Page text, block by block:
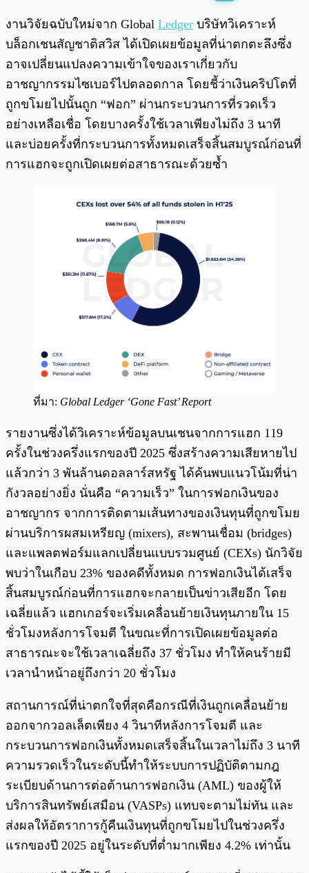
พร้อมเล่น 0:00 0:00
งานวิจัยฉบับใหม่จาก Global Ledger บริษัทวิเคราะห์
บล็อกเชนสัญชาติสวิส ได้เปิดเผยข้อมูลที่น่าตกตะลึงซึ่ง
อาจเปลี่ยนแปลงความเข้าใจของเราเกี่ยวกับ
อาชญากรรมไซเบอร์ไปตลอดกาล โดยชี้ว่าเงินคริปโตที่
ถูกขโมยไปนั้นถูก “ฟอก” ผ่านกระบวนการที่รวดเร็ว
อย่างเหลือเชื่อ โดยบางครั้งใช้เวลาเพียงไม่ถึง 3 นาที
และบ่อยครั้งที่กระบวนการทั้งหมดเสร็จสิ้นสมบูรณ์ก่อนที่
การแฮกจะถูกเปิดเผยต่อสาธารณะด้วยซ้ำ
ที่มา: Global Ledger ‘Gone Fast’ Report
รายงานซึ่งได้วิเคราะห์ข้อมูลบนเชนจากการแฮก 119
ครั้งในช่วงครึ่งแรกของปี 2025 ซึ่งสร้างความเสียหายไป
แล้วกว่า 3 พันล้านดอลลาร์สหรัฐ ได้ค้นพบแนวโน้มที่น่า
กังวลอย่างยิ่ง นั่นคือ “ความเร็ว” ในการฟอกเงินของ
อาชญากร จากการติดตามเส้นทางของเงินทุนที่ถูกขโมย
ผ่านบริการผสมเหรียญ (mixers), สะพานเชื่อม (bridges)
และแพลตฟอร์มแลกเปลี่ยนแบบรวมศูนย์ (CEXs) นักวิจัย
พบว่าในเกือบ 23% ของคดีทั้งหมด การฟอกเงินได้เสร็จ
สิ้นสมบูรณ์ก่อนที่การแฮกจะกลายเป็นข่าวเสียอีก โดย
เฉลี่ยแล้ว แฮกเกอร์จะเริ่มเคลื่อนย้ายเงินทุนภายใน 15
ชั่วโมงหลังการโจมตี ในขณะที่การเปิดเผยข้อมูลต่อ
สาธารณะจะใช้เวลาเฉลี่ยถึง 37 ชั่วโมง ทำให้คนร้ายมี
เวลานำหน้าอยู่ถึงกว่า 20 ชั่วโมง
สถานการณ์ที่น่าตกใจที่สุดคือกรณีที่เงินถูกเคลื่อนย้าย
ออกจากวอลเล็ตเพียง 4 วินาทีหลังการโจมตี และ
กระบวนการฟอกเงินทั้งหมดเสร็จสิ้นในเวลาไม่ถึง 3 นาที
ความรวดเร็วในระดับนี้ทำให้ระบบการปฏิบัติตามกฎ
ระเบียบด้านการต่อต้านการฟอกเงิน (AML) ของผู้ให้
บริการสินทรัพย์เสมือน (VASPs) แทบจะตามไม่ทัน และ
ส่งผลให้อัตราการกู้คืนเงินทุนที่ถูกขโมยไปในช่วงครึ่ง
แรกของปี 2025 อยู่ในระดับที่ต่ำมากเพียง 4.2% เท่านั้น